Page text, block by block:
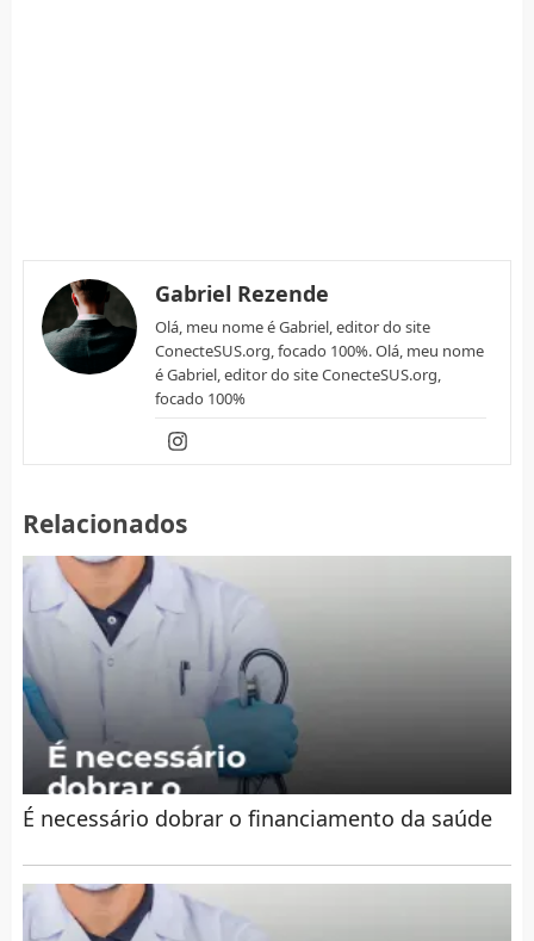
Gabriel Rezende
Olá, meu nome é Gabriel, editor do site
ConecteSUS.org, focado 100%. Olá, meu nome
é Gabriel, editor do site ConecteSUS.org,
focado 100%
Relacionados
É necessário dobrar o financiamento da saúde